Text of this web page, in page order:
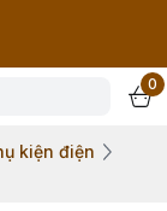
0
kiện điện